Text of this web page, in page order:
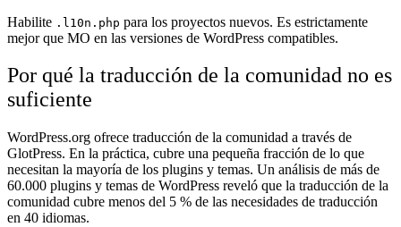
Habilite .l10n.php para los proyectos nuevos. Es estrictamente
mejor que MO en las versiones de WordPress compatibles.
Por qué la traducción de la comunidad no es
suficiente
WordPress.org ofrece traducción de la comunidad a través de
GlotPress. En la práctica, cubre una pequeña fracción de lo que
necesitan la mayoría de los plugins y temas. Un análisis de más de
60.000 plugins y temas de WordPress reveló que la traducción de la
comunidad cubre menos del 5 % de las necesidades de traducción
en 40 idiomas.